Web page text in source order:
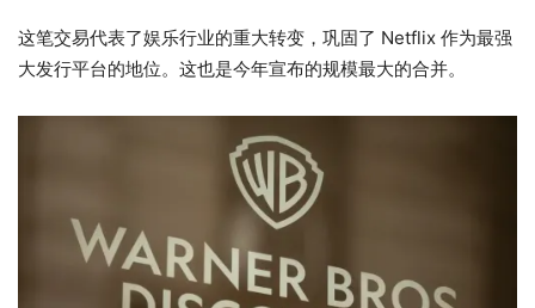
这笔交易代表了娱乐行业的重大转变，巩固了 Netflix 作为最强
大发行平台的地位。这也是今年宣布的规模最大的合并。